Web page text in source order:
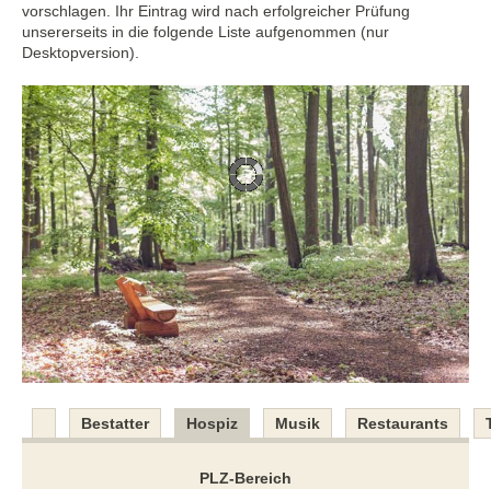
vorschlagen. Ihr Eintrag wird nach erfolgreicher Prüfung
unsererseits in die folgende Liste aufgenommen (nur
Desktopversion).
Bestatter Hospiz Musik Restaurants
PLZ-Bereich